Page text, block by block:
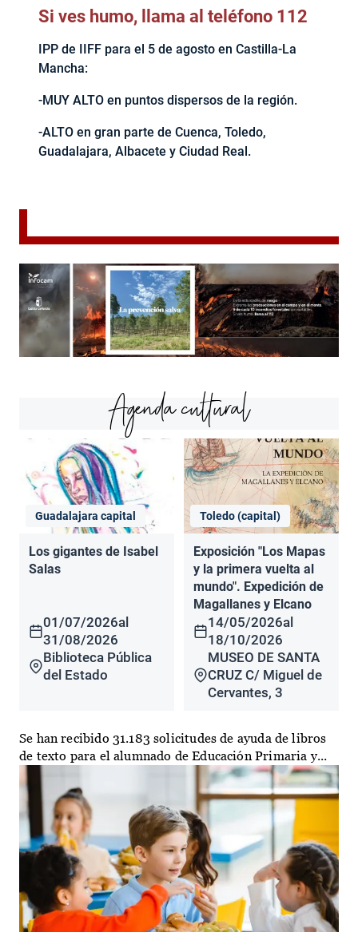
Si ves humo, llama al teléfono 112
IPP de IIFF para el 5 de agosto en Castilla-La
Mancha:
-MUY ALTO en puntos dispersos de la región.
-ALTO en gran parte de Cuenca, Toledo,
Guadalajara, Albacete y Ciudad Real.
Agenda cultural
Guadalajara capital
Los gigantes de Isabel
Salas
01/07/2026al
31/08/2026
Biblioteca Pública
del Estado
Toledo (capital)
Exposición "Los Mapas
y la primera vuelta al
mundo". Expedición de
Magallanes y Elcano
14/05/2026al
18/10/2026
MUSEO DE SANTA
CRUZ C/ Miguel de
Cervantes, 3
Se han recibido 31.183 solicitudes de ayuda de libros
de texto para el alumnado de Educación Primaria y...